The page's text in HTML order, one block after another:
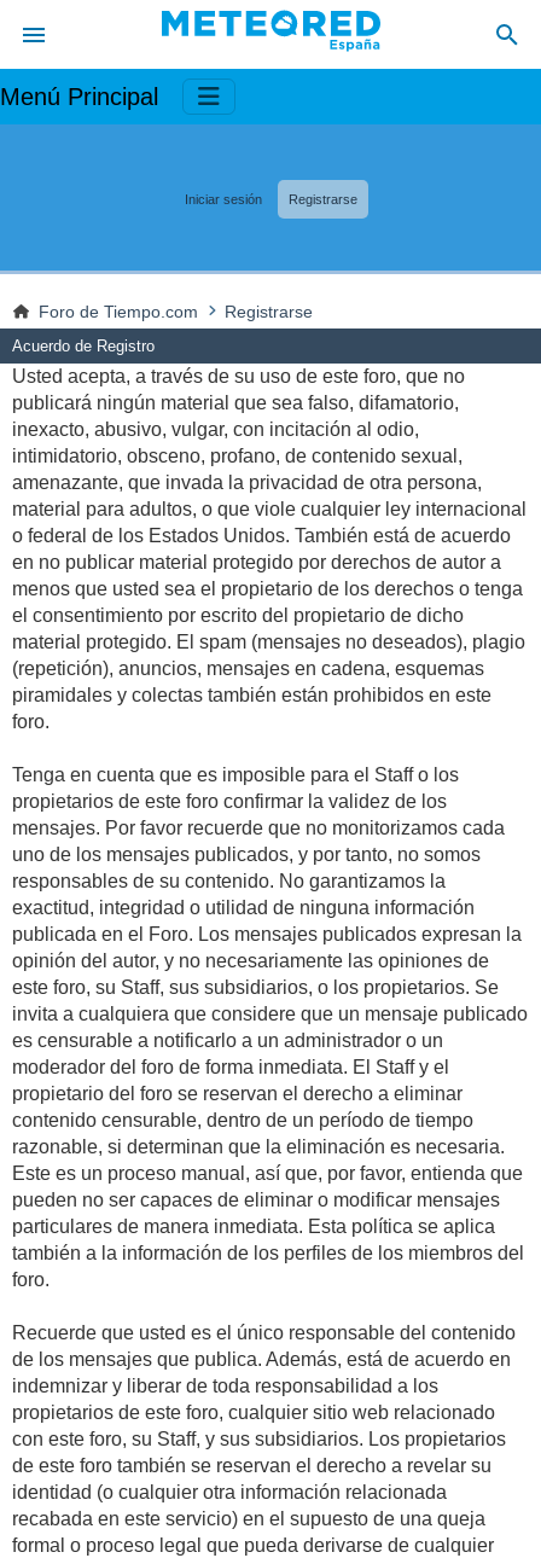
Menú Principal
Iniciar sesión Registrarse
Foro de Tiempo.com Registrarse
Acuerdo de Registro
Usted acepta, a través de su uso de este foro, que no
publicará ningún material que sea falso, difamatorio,
inexacto, abusivo, vulgar, con incitación al odio,
intimidatorio, obsceno, profano, de contenido sexual,
amenazante, que invada la privacidad de otra persona,
material para adultos, o que viole cualquier ley internacional
o federal de los Estados Unidos. También está de acuerdo
en no publicar material protegido por derechos de autor a
menos que usted sea el propietario de los derechos o tenga
el consentimiento por escrito del propietario de dicho
material protegido. El spam (mensajes no deseados), plagio
(repetición), anuncios, mensajes en cadena, esquemas
piramidales y colectas también están prohibidos en este
foro.
Tenga en cuenta que es imposible para el Staff o los
propietarios de este foro confirmar la validez de los
mensajes. Por favor recuerde que no monitorizamos cada
uno de los mensajes publicados, y por tanto, no somos
responsables de su contenido. No garantizamos la
exactitud, integridad o utilidad de ninguna información
publicada en el Foro. Los mensajes publicados expresan la
opinión del autor, y no necesariamente las opiniones de
este foro, su Staff, sus subsidiarios, o los propietarios. Se
invita a cualquiera que considere que un mensaje publicado
es censurable a notificarlo a un administrador o un
moderador del foro de forma inmediata. El Staff y el
propietario del foro se reservan el derecho a eliminar
contenido censurable, dentro de un período de tiempo
razonable, si determinan que la eliminación es necesaria.
Este es un proceso manual, así que, por favor, entienda que
pueden no ser capaces de eliminar o modificar mensajes
particulares de manera inmediata. Esta política se aplica
también a la información de los perfiles de los miembros del
foro.
Recuerde que usted es el único responsable del contenido
de los mensajes que publica. Además, está de acuerdo en
indemnizar y liberar de toda responsabilidad a los
propietarios de este foro, cualquier sitio web relacionado
con este foro, su Staff, y sus subsidiarios. Los propietarios
de este foro también se reservan el derecho a revelar su
identidad (o cualquier otra información relacionada
recabada en este servicio) en el supuesto de una queja
formal o proceso legal que pueda derivarse de cualquier